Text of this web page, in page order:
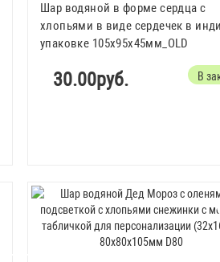
Шар водяной в форме сердца с
хлопьями в виде сердечек в
упаковке 105x95x45мм_OLD
30.00руб. В